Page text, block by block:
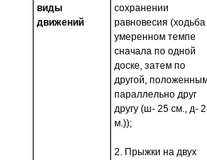
виды
движений
сохранении
равновесия (ходьба
умеренном темпе
сначала по одной
доске, затем по
другой,
параллельно друг
другу (ш- 25 см., д-
м.));
2. Прыжки на двух